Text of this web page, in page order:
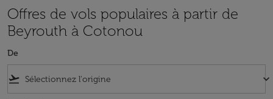
Offres de vols populaires à partir de
Beyrouth à Cotonou
De
flight_takeoff keyboard_arrow_down